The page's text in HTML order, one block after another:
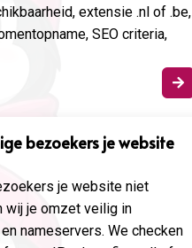
extensie .nl of .be,
SEO criteria,

bezoekers je website
je website niet
wij je omzet veilig in
nameservers. We checken